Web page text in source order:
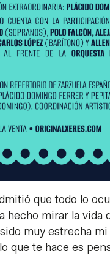
que todo lo
hecho mirar la vida
muy estrecha
que te hace es